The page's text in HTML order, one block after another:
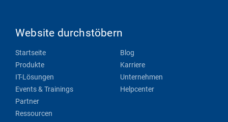
Website durchstöbern
Startseite
Produkte
IT-Lösungen
Events & Trainings
Partner
Ressourcen
Blog
Karriere
Unternehmen
Helpcenter